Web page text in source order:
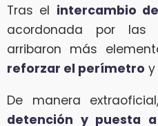
Tras el intercambio
acordonada por las
arribaron más
reforzar el perímetro y
De manera
detención y puesta